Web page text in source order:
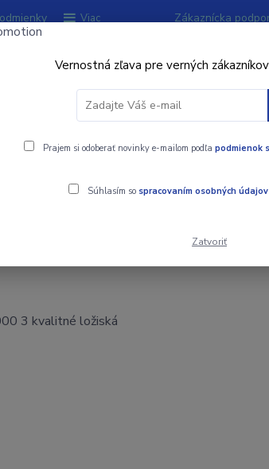
Viac Zákaznícka
Signalizátory záberu
Vernostná zľava pre verných
Prajem si odoberať novinky e-mailom podľa podmienok
Súhlasím so spracovaním osobných údajov
Zatvoriť